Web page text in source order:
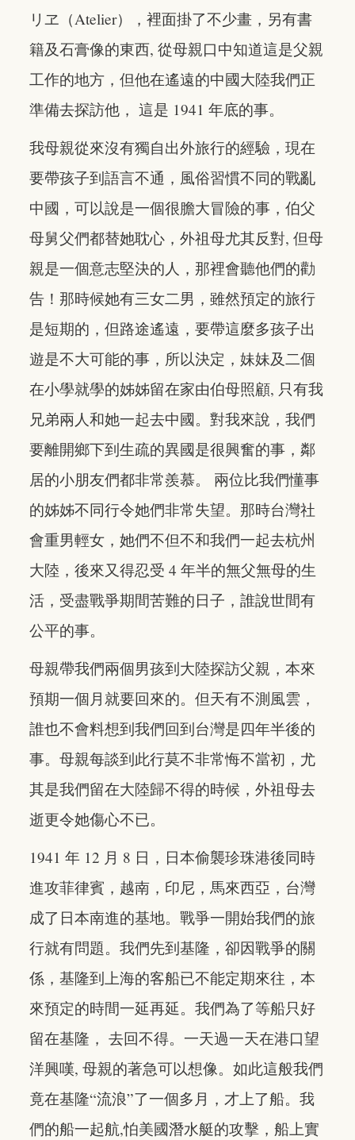
リヱ（Atelier），裡面掛了不少畫，另有書
籍及石膏像的東西, 從母親口中知道這是父親
工作的地方，但他在遙遠的中國大陸我們正
準備去探訪他， 這是 1941 年底的事。
我母親從來沒有獨自出外旅行的經驗，現在
要帶孩子到語言不通，風俗習慣不同的戰亂
中國，可以說是一個很膽大冒險的事，伯父
母舅父們都替她耽心，外祖母尤其反對, 但母
親是一個意志堅決的人，那裡會聽他們的勸
告！那時候她有三女二男，雖然預定的旅行
是短期的，但路途遙遠，要帶這麼多孩子出
遊是不大可能的事，所以決定，妹妹及二個
在小學就學的姊姊留在家由伯母照顧, 只有我
兄弟兩人和她一起去中國。對我來說，我們
要離開鄉下到生疏的異國是很興奮的事，鄰
居的小朋友們都非常羨慕。 兩位比我們懂事
的姊姊不同行令她們非常失望。那時台灣社
會重男輕女，她們不但不和我們一起去杭州
大陸，後來又得忍受 4 年半的無父無母的生
活，受盡戰爭期間苦難的日子，誰說世間有
公平的事。
母親帶我們兩個男孩到大陸探訪父親，本來
預期一個月就要回來的。但天有不測風雲，
誰也不會料想到我們回到台灣是四年半後的
事。母親每談到此行莫不非常悔不當初，尤
其是我們留在大陸歸不得的時候，外祖母去
逝更令她傷心不已。
1941 年 12 月 8 日，日本偷襲珍珠港後同時
進攻菲律賓，越南，印尼，馬來西亞，台灣
成了日本南進的基地。戰爭一開始我們的旅
行就有問題。我們先到基隆，卻因戰爭的關
係，基隆到上海的客船已不能定期來往，本
來預定的時間一延再延。我們為了等船只好
留在基隆， 去回不得。一天過一天在港口望
洋興嘆, 母親的著急可以想像。如此這般我們
竟在基隆“流浪”了一個多月，才上了船。我
們的船一起航,怕美國潛水艇的攻擊，船上實